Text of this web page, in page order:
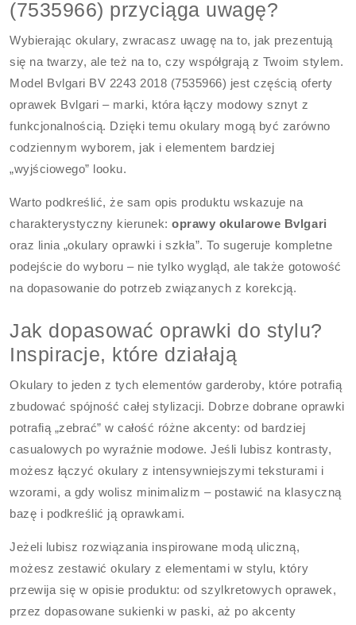
(7535966) przyciąga uwagę?
Wybierając okulary, zwracasz uwagę na to, jak prezentują
się na twarzy, ale też na to, czy współgrają z Twoim stylem.
Model Bvlgari BV 2243 2018 (7535966) jest częścią oferty
oprawek Bvlgari – marki, która łączy modowy sznyt z
funkcjonalnością. Dzięki temu okulary mogą być zarówno
codziennym wyborem, jak i elementem bardziej
„wyjściowego” looku.
Warto podkreślić, że sam opis produktu wskazuje na
charakterystyczny kierunek:oprawy okularowe Bvlgari
oraz linia „okulary oprawki i szkła”. To sugeruje kompletne
podejście do wyboru – nie tylko wygląd, ale także gotowość
na dopasowanie do potrzeb związanych z korekcją.
Jak dopasować oprawki do stylu?
Inspiracje, które działają
Okulary to jeden z tych elementów garderoby, które potrafią
zbudować spójność całej stylizacji. Dobrze dobrane oprawki
potrafią „zebrać” w całość różne akcenty: od bardziej
casualowych po wyraźnie modowe. Jeśli lubisz kontrasty,
możesz łączyć okulary z intensywniejszymi teksturami i
wzorami, a gdy wolisz minimalizm – postawić na klasyczną
bazę i podkreślić ją oprawkami.
Jeżeli lubisz rozwiązania inspirowane modą uliczną,
możesz zestawić okulary z elementami w stylu, który
przewija się w opisie produktu: od szylkretowych oprawek,
przez dopasowane sukienki w paski, aż po akcenty